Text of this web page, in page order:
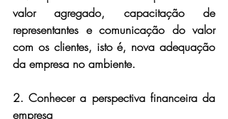
valor agregado, capacitação de
representantes e comunicação do valor
com os clientes, isto é, nova adequação
da empresa no ambiente.
2. Conhecer a perspectiva financeira da
empresa